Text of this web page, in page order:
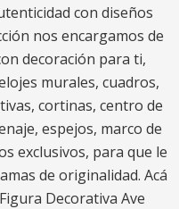
con diseños
nos encargamos de
decoración para ti,
murales, cuadros,
cortinas, centro de
espejos, marco de
exclusivos, para que le
de originalidad. Acá
Decorativa Ave